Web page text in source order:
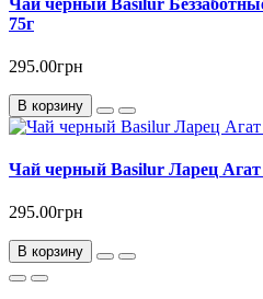
75г
295.00грн
В корзину
Чай черный Basilur Ларец Агат
295.00грн
В корзину